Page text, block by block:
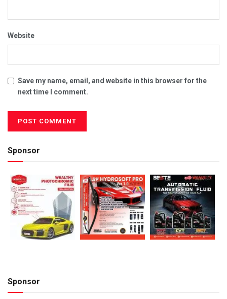
Website
Save my name, email, and website in this browser for the
next time I comment.
Sponsor
Sponsor